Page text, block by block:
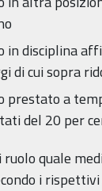
in disciplina
di cui sopra
prestato a
del 20 per
ruolo quale
i